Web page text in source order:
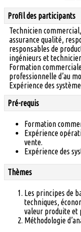
Profil des participants
Technicien
assurance qualité,
responsables de
ingénieurs et
Formation
professionnelle d’au
Expérience des
Pré-requis
Formation
Expérience
vente.
Expérience des
Thèmes
Les principes de
techniques,
valeur produite et
Méthodologie